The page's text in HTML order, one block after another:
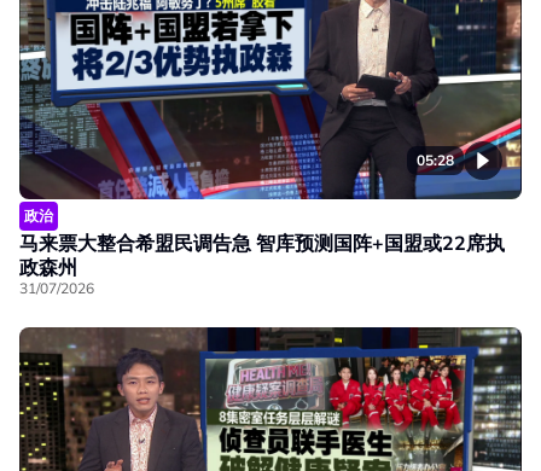
05:28
政治
马来票大整合希盟民调告急 智库预测国阵+国盟或22席执
政森州
31/07/2026